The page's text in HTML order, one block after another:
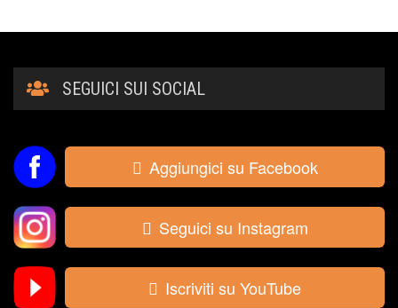
SEGUICI SUI SOCIAL
Aggiungici su Facebook
Seguici su Instagram
Iscriviti su YouTube